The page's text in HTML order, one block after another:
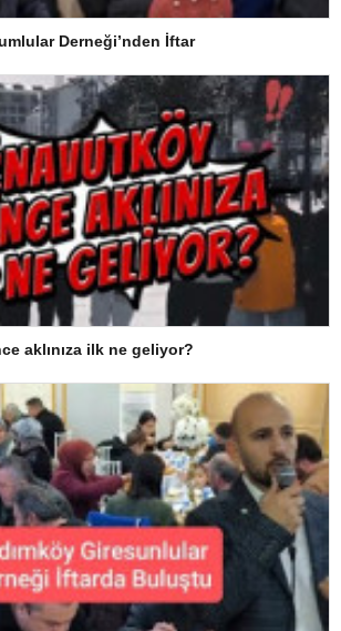
Derneği’nden İftar
aklınıza ilk ne geliyor?